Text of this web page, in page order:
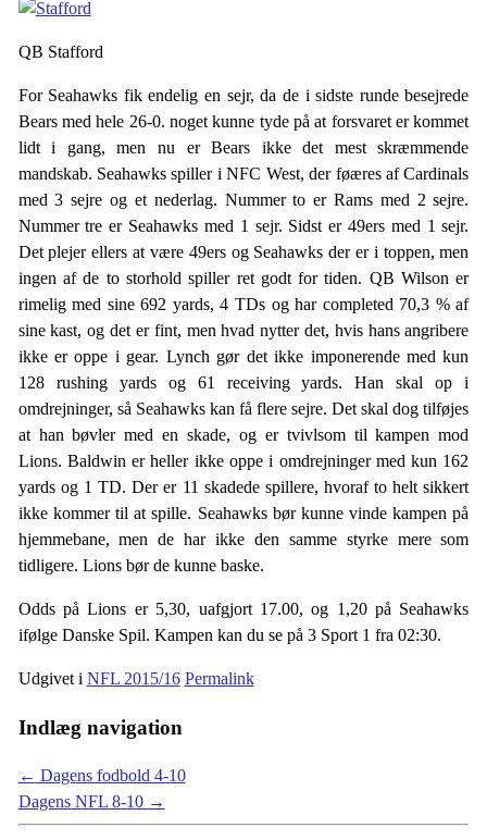
QB Stafford
For Seahawks fik endelig en sejr, da de i sidste runde besejrede
Bears med hele 26-0. noget kunne tyde på at forsvaret er kommet
lidt i gang, men nu er Bears ikke det mest skræmmende
mandskab. Seahawks spiller i NFC West, der føæres af Cardinals
med 3 sejre og et nederlag. Nummer to er Rams med 2 sejre.
Nummer tre er Seahawks med 1 sejr. Sidst er 49ers med 1 sejr.
Det plejer ellers at være 49ers og Seahawks der er i toppen, men
ingen af de to storhold spiller ret godt for tiden. QB Wilson er
rimelig med sine 692 yards, 4 TDs og har completed 70,3 % af
sine kast, og det er fint, men hvad nytter det, hvis hans angribere
ikke er oppe i gear. Lynch gør det ikke imponerende med kun
128 rushing yards og 61 receiving yards. Han skal op i
omdrejninger, så Seahawks kan få flere sejre. Det skal dog tilføjes
at han bøvler med en skade, og er tvivlsom til kampen mod
Lions. Baldwin er heller ikke oppe i omdrejninger med kun 162
yards og 1 TD. Der er 11 skadede spillere, hvoraf to helt sikkert
ikke kommer til at spille. Seahawks bør kunne vinde kampen på
hjemmebane, men de har ikke den samme styrke mere som
tidligere. Lions bør de kunne baske.
Odds på Lions er 5,30, uafgjort 17.00, og 1,20 på Seahawks
ifølge Danske Spil. Kampen kan du se på 3 Sport 1 fra 02:30.
Udgivet i NFL 2015/16 Permalink
Indlæg navigation
← Dagens fodbold 4-10
Dagens NFL 8-10 →